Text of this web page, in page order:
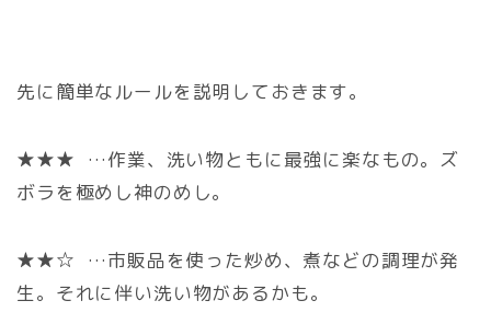
先に簡単なルールを説明しておきます。
★★★ …作業、洗い物ともに最強に楽なもの。ズ
ボラを極めし神のめし。
★★☆ …市販品を使った炒め、煮などの調理が発
生。それに伴い洗い物があるかも。